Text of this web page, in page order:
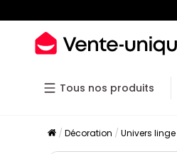
Tous nos produits
Décoration Univers linge